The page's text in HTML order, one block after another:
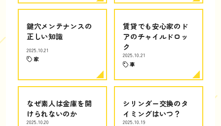
鍵穴メンテナンスの
正しい知識
2025.10.21
家
賃貸でも安心家のド
アのチャイルドロッ
ク
2025.10.21
車
なぜ素人は金庫を開
けられないのか
2025.10.20
シリンダー交換のタ
イミングはいつ？
2025.10.19